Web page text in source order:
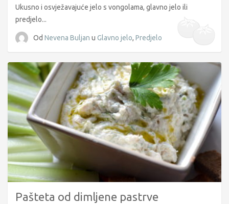
Ukusno i osvježavajuće jelo s vongolama, glavno jelo ili
predjelo...
Od Nevena Buljan u Glavno jelo, Predjelo
Pašteta od dimljene pastrve